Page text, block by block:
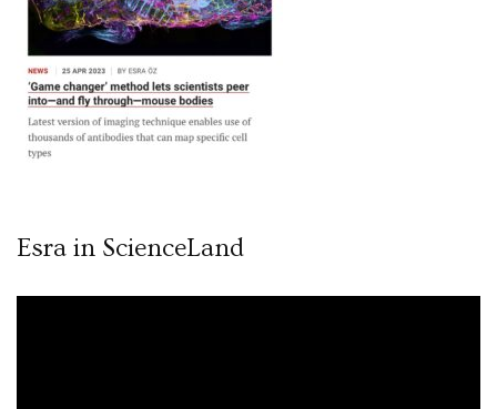
Esra in ScienceLand